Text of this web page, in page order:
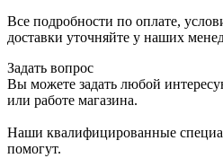
Все подробности по оплате,
доставки уточняйте у наших
Задать вопрос
Вы можете задать любой
или работе магазина.
Наши квалифицированные
помогут.